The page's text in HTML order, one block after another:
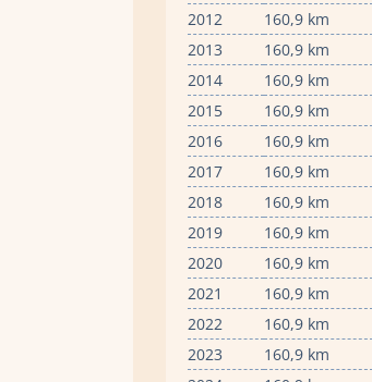
2012
160,9 km
2013
160,9 km
2014
160,9 km
2015
160,9 km
2016
160,9 km
2017
160,9 km
2018
160,9 km
2019
160,9 km
2020
160,9 km
2021
160,9 km
2022
160,9 km
2023
160,9 km